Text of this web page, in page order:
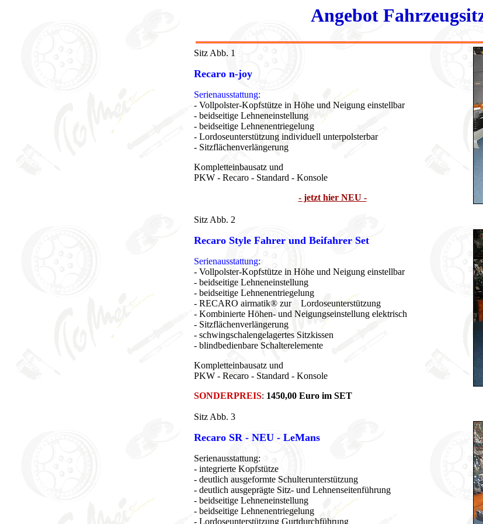
Angebot
Sitz Abb. 1
Recaro n-joy
Serienausstattung:
- Vollpolster-Kopfstütze in Höhe und.Neigung einstellbar
- beidseitige Lehneneinstellung
- beidseitige Lehnenentriegelung
- Lordoseunterstützung individuell unterpolsterbar
- Sitzflächenverlängerung
Kompletteinbausatz und
PKW - Recaro - Standard - Konsole
- jetzt hier NEU -
Sitz Abb. 2
Recaro Style Fahrer und Beifahrer Set
Serienausstattung:
- Vollpolster-Kopfstütze in Höhe und Neigung einstellbar
- beidseitige Lehneneinstellung
- beidseitige Lehnenentriegelung
- RECARO airmatik® zur
Lordoseunterstützung
- Kombinierte Höhen- und Neigungseinstellung elektrisch
- Sitzflächenverlängerung
- schwingschalengelagertes Sitzkissen
- blindbedienbare Schalterelemente
Kompletteinbausatz und
PKW - Recaro - Standard - Konsole
SONDERPREIS: 1450,00 Euro im SET
Sitz Abb. 3
Recaro SR - NEU - LeMans
Serienausstattung:
- integrierte Kopfstütze
- deutlich ausgeformte Schulterunterstützung
- deutlich ausgeprägte Sitz- und Lehnenseitenführung
- beidseitige Lehneneinstellung
- beidseitige Lehnenentriegelung
- Lordoseunterstützung Gurtdurchführung